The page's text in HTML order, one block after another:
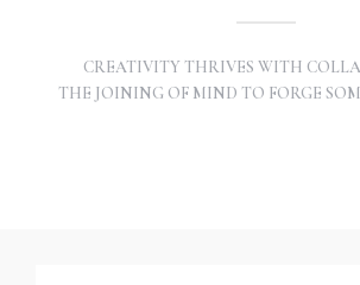
CREATIVITY THRIVES WITH
THE JOINING OF MIND TO FORGE